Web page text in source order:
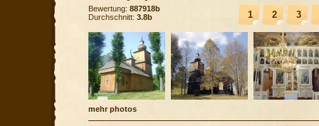
1 2 3
Bewertung: 887918b
Durchschnitt: 3.8b
mehr photos